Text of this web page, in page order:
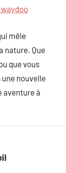
mêle
nature. Que
que vous
nouvelle
aventure à